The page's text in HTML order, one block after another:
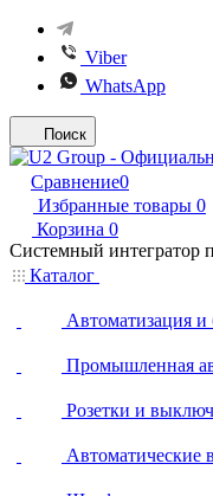
Viber
WhatsApp
Поиск
Сравнение0
Избранные товары 0
Корзина 0
Системный интегратор
Каталог
Автоматизация и
Промышленная
Розетки и
Автоматические